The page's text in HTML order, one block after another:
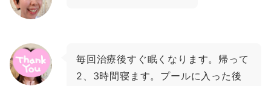
毎回治療後すぐ眠くなります。帰って
2、3時間寝ます。プールに入った後